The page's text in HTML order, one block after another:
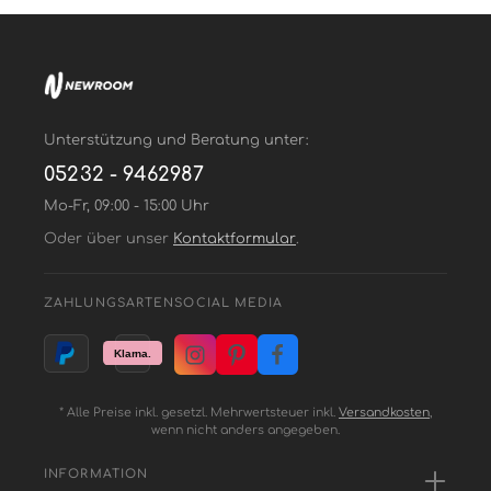
Unterstützung und Beratung unter:
05232 - 9462987
Mo-Fr, 09:00 - 15:00 Uhr
Oder über unser Kontaktformular.
ZAHLUNGSARTEN SOCIAL MEDIA
* Alle Preise inkl. gesetzl. Mehrwertsteuer inkl. Versandkosten,
wenn nicht anders angegeben.
INFORMATION